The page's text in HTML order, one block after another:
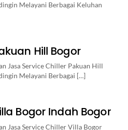
Melayani Berbagai Keluhan
Hill Bogor
Jasa Service Chiller Pakuan Hill
Melayani Berbagai […]
Bogor Indah Bogor
Jasa Service Chiller Villa Bogor